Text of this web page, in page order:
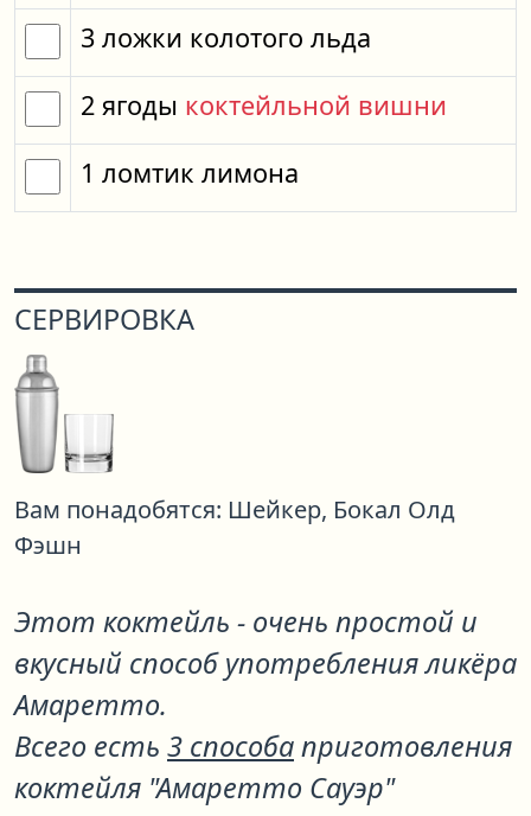
3 ложки колотого льда
2 ягоды коктейльной вишни
1 ломтик лимона
СЕРВИРОВКА
Вам понадобятся: Шейкер, Бокал Олд
Фэшн
Этот коктейль - очень простой и
вкусный способ употребления ликёра
Амаретто.
Всего есть 3 способаприготовления
коктейля "Амаретто Сауэр"